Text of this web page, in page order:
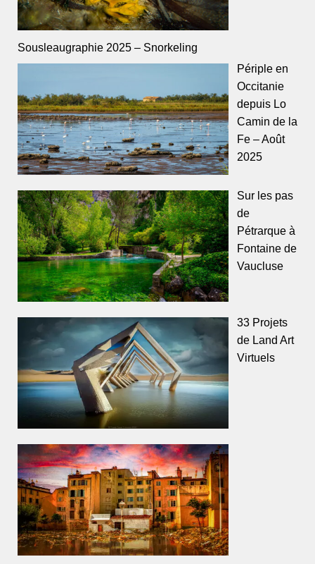
Sousleaugraphie 2025 – Snorkeling
Périple en
Occitanie
depuis Lo
Camin de la
Fe – Août
2025
Sur les pas
de
Pétrarque à
Fontaine de
Vaucluse
33 Projets
de Land Art
Virtuels